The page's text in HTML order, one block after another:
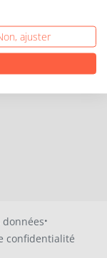
·
confidentialité
ajuster